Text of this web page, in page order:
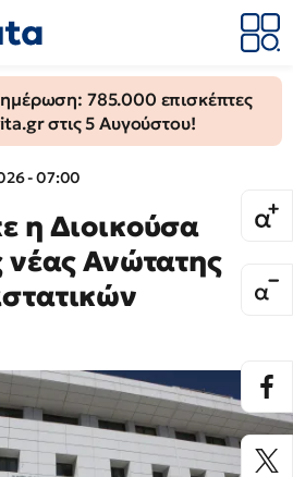
785.000 επισκέπτες
στις 5 Αυγούστου!
- 07:00
η Διοικούσα
νέας Ανώτατης